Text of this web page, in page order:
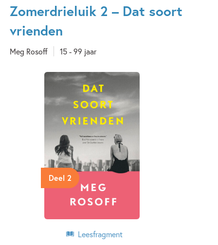
uitgevers
Zomerdrieluik 2 – Dat soort
vrienden
Meg Rosoff 15 - 99 jaar
Deel 2
Leesfragment